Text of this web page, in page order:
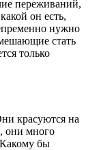
переживаний,
он есть,
нужно
стать
только
красуются на
они много
бы